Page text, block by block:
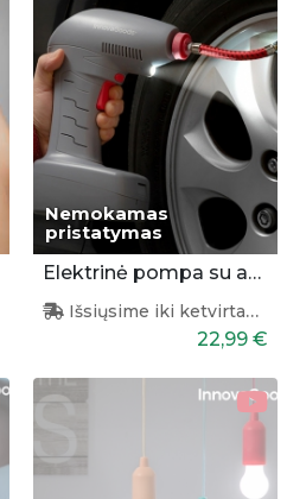
Nemokamas
pristatymas
Elektrinė pompa su apšvietimu
Išsiųsime iki ketvirtadienio
22,99 €